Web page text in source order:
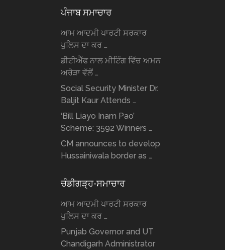
ਪੰਜਾਬ ਸਮਾਚਾਰ
ਆਮ ਆਦਮੀ ਪਾਰਟੀ ਸਰਕਾਰ
ਪੁਲਿਸ ਦਾ ਕਰ …
ਡੀਟੀਐੱਫ ਨਾਲ ਮੀਟਿੰਗ ਵਿੱਚ ਅਮਨ
ਅਰੋੜਾ ਵੱਲੋਂ …
Social Security Minister Dr.
Baljit Kaur Attends …
‘Bill Liayo Inam Pao’
Scheme: 3592 Winners …
CM announces to develop
Hussainiwala border as …
ਚੰਡੀਗੜ੍ਹ-ਸਮਾਚਾਰ
ਆਮ ਆਦਮੀ ਪਾਰਟੀ ਸਰਕਾਰ
ਪੁਲਿਸ ਦਾ ਕਰ …
Punjab Governor and UT
Chandigarh Administrator